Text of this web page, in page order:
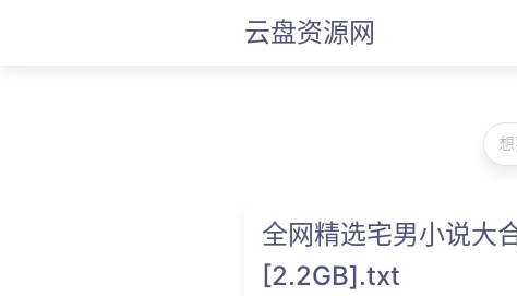
云盘资源网
全网精选宅男小说大
[2.2GB].txt